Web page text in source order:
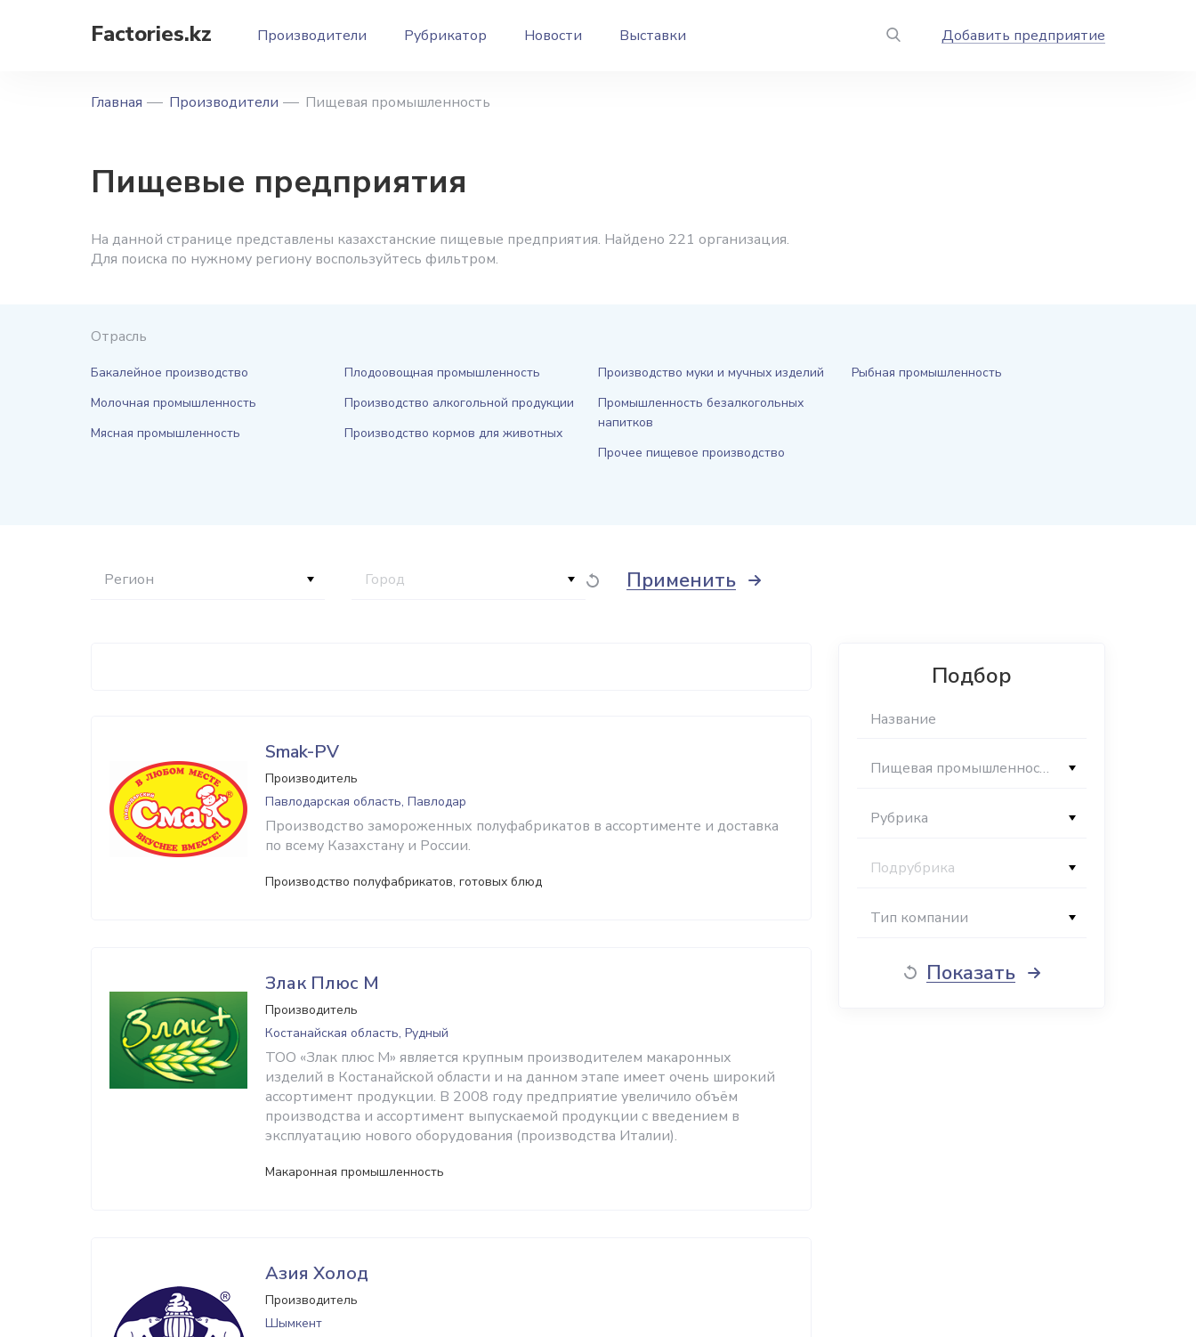
Factories.kz Производители Рубрикатор Новости Выставки Добавить предприятие
Главная Производители Пищевая промышленность
Пищевые предприятия
На данной странице представлены казахстанские пищевые предприятия. Найдено 221 организация.
Для поиска по нужному региону воспользуйтесь фильтром.
Отрасль
Бакалейное производство
Молочная промышленность
Мясная промышленность
Плодоовощная промышленность
Производство алкогольной продукции
Производство кормов для животных
Производство муки и мучных изделий
Промышленность безалкогольных
напитков
Прочее пищевое производство
Рыбная промышленность
Регион Город Применить
Smak-PV
Производитель
Павлодарская область, Павлодар
Производство замороженных полуфабрикатов в ассортименте и доставка
по всему Казахстану и России.
Производство полуфабрикатов, готовых блюд
Злак Плюс М
Производитель
Костанайская область, Рудный
ТОО «Злак плюс М» является крупным производителем макаронных
изделий в Костанайской области и на данном этапе имеет очень широкий
ассортимент продукции. В 2008 году предприятие увеличило объём
производства и ассортимент выпускаемой продукции с введением в
эксплуатацию нового оборудования (производства Италии).
Макаронная промышленность
Азия Холод
Производитель
Шымкент
Подбор
Пищевая промышленность
Рубрика
Подрубрика
Тип компании
Показать